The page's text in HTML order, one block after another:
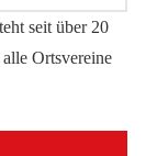
seit über 20
Ortsvereine